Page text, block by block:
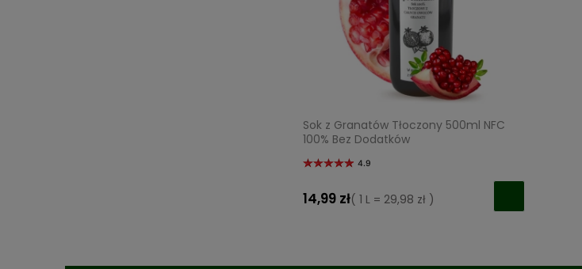
Sok z Granatów Tłoczony 500ml NFC
100% Bez Dodatków
4.9
14,99 zł( 1 L = 29,98 zł )